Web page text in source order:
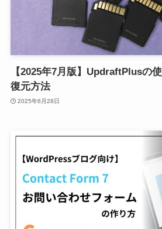
【2025年7月版】UpdraftPlusの
復元方法
2025年6月28日